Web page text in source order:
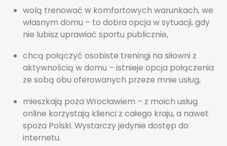
wolą trenować w komfortowych warunkach, we
własnym domu – to dobra opcja w sytuacji, gdy
nie lubisz uprawiać sportu publicznie,
chcą połączyć osobiste treningi na siłowni z
aktywnością w domu – istnieje opcja połączenia
ze sobą obu oferowanych przeze mnie usług,
mieszkają poza Wrocławiem – z moich usług
online korzystają klienci z całego kraju, a nawet
spoza Polski. Wystarczy jedynie dostęp do
internetu.